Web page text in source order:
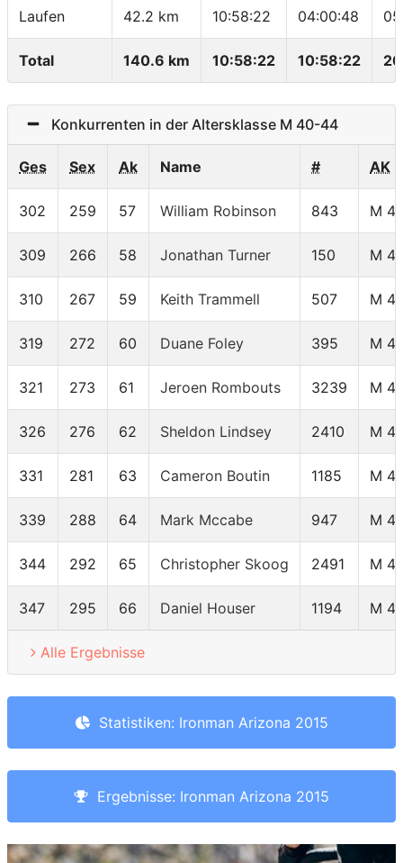
Laufen 42.2 km 10:58:22 04:00:48
Total 140.6 km 10:58:22 10:58:22
Konkurrenten in der Altersklasse M 40-44
Ges Sex Ak Name # AK
302 259 57 William Robinson 843 M
309 266 58 Jonathan Turner 150 M
310 267 59 Keith Trammell 507 M
319 272 60 Duane Foley 395 M
321 273 61 Jeroen Rombouts 3239 M
326 276 62 Sheldon Lindsey 2410 M
331 281 63 Cameron Boutin 1185 M
339 288 64 Mark Mccabe 947 M
344 292 65 Christopher Skoog 2491 M
347 295 66 Daniel Houser 1194 M
Alle Ergebnisse
Statistiken: Ironman Arizona 2015
Ergebnisse: Ironman Arizona 2015